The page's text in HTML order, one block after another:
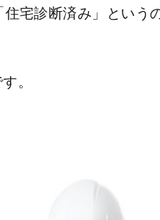
宅診断済み」という
。